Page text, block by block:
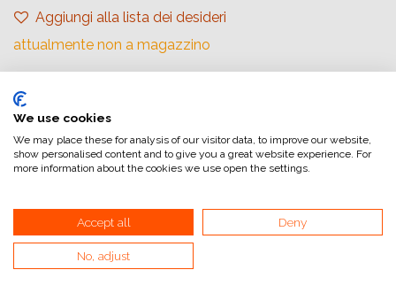
Aggiungi alla lista dei desideri
attualmente non a magazzino
Tipologia:Baritato
Gradiente:Carta a Contrasto Variabile
Quantità (Fogli):50
Superficie:Lucida
Superficie Tonale:
We use cookies
We may place these for analysis of our visitor data, to improve our website,
show personalised content and to give you a great website experience. For
more information about the cookies we use open the settings.
Accept all Deny
No, adjust